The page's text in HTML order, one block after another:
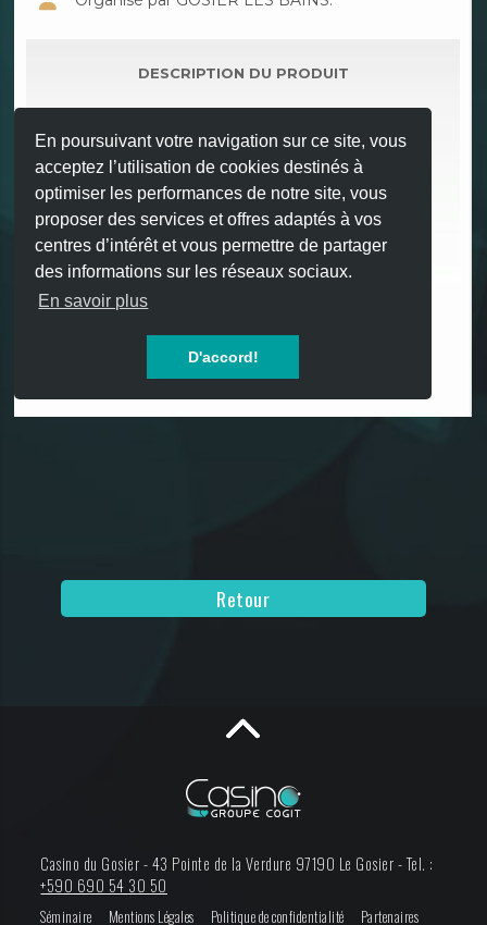
Retour
Casino du Gosier -43 Pointe de la Verdure 97190 Le Gosier-Tel. :
+590 690 54 30 50
Séminaire Mentions Légales Politique de confidentialité Partenaires